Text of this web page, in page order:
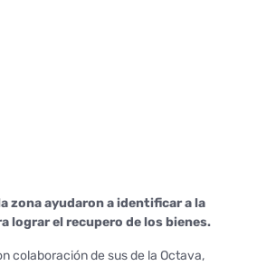
zona ayudaron a identificar a la
lograr el recupero de los bienes.
colaboración de sus de la Octava,